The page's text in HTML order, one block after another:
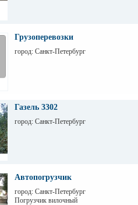
Грузоперевозки
город: Санкт-Петербург
Газель 3302
город: Санкт-Петербург
Автопогрузчик
город: Санкт-Петербург
Погрузчик вилочный